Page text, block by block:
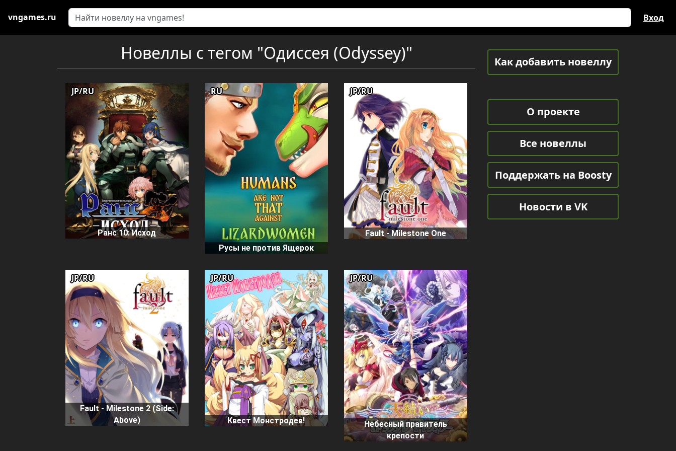
vngames.ru Вход
Новеллы с тегом "Одиссея (Odyssey)"
Ранс 10: Исход
JP/RU
Русы не против Ящерок
RU
Fault - Milestone One
JP/RU
Fault - Milestone 2 (Side:
Above)
JP/RU
Квест Монстродев!
JP/RU
Небесный правитель
крепости
JP/RU
Как добавить новеллу
О проекте
Все новеллы
Поддержать на Boosty
Новости в VK